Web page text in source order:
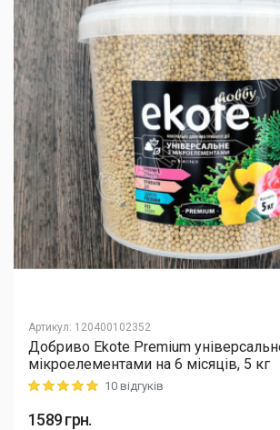
Артикул: 120400102352
Добриво Еkote Premium
мікроелементами на 6 місяців, 5 кг
Rating: 5 out of 510 відгуків
1589грн.